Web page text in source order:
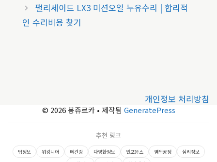
팰리세이드 LX3 미션오일 누유수리 | 합리적
인 수리비용 찾기
개인정보 처리방침
© 2026 봉쥬르카• 제작됨 GeneratePress
추천 링크
팁정보 워킹니어 뼈건강 다양한정보 인포웁스 염색공정
심리정보